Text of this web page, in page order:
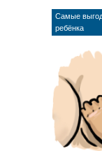
Самые
ребёнка